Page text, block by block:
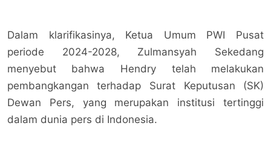
Dalam klarifikasinya, Ketua Umum PWI Pusat
periode 2024-2028, Zulmansyah Sekedang
menyebut bahwa Hendry telah melakukan
pembangkangan terhadap Surat Keputusan (SK)
Dewan Pers, yang merupakan institusi tertinggi
dalam dunia pers di Indonesia.